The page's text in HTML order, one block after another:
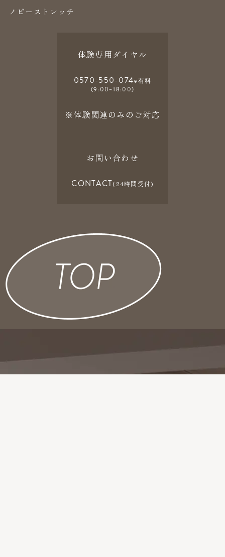
ノビーストレッチ
体験専用ダイヤル
0570-550-074※有料
(9:00~18:00)
※体験関連のみのご対応
お問い合わせ
CONTACT(24時間受付)